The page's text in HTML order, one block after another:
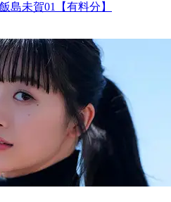
未賀01【有料分】